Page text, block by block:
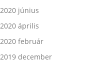
2020 június
2020 április
2020 február
2019 december